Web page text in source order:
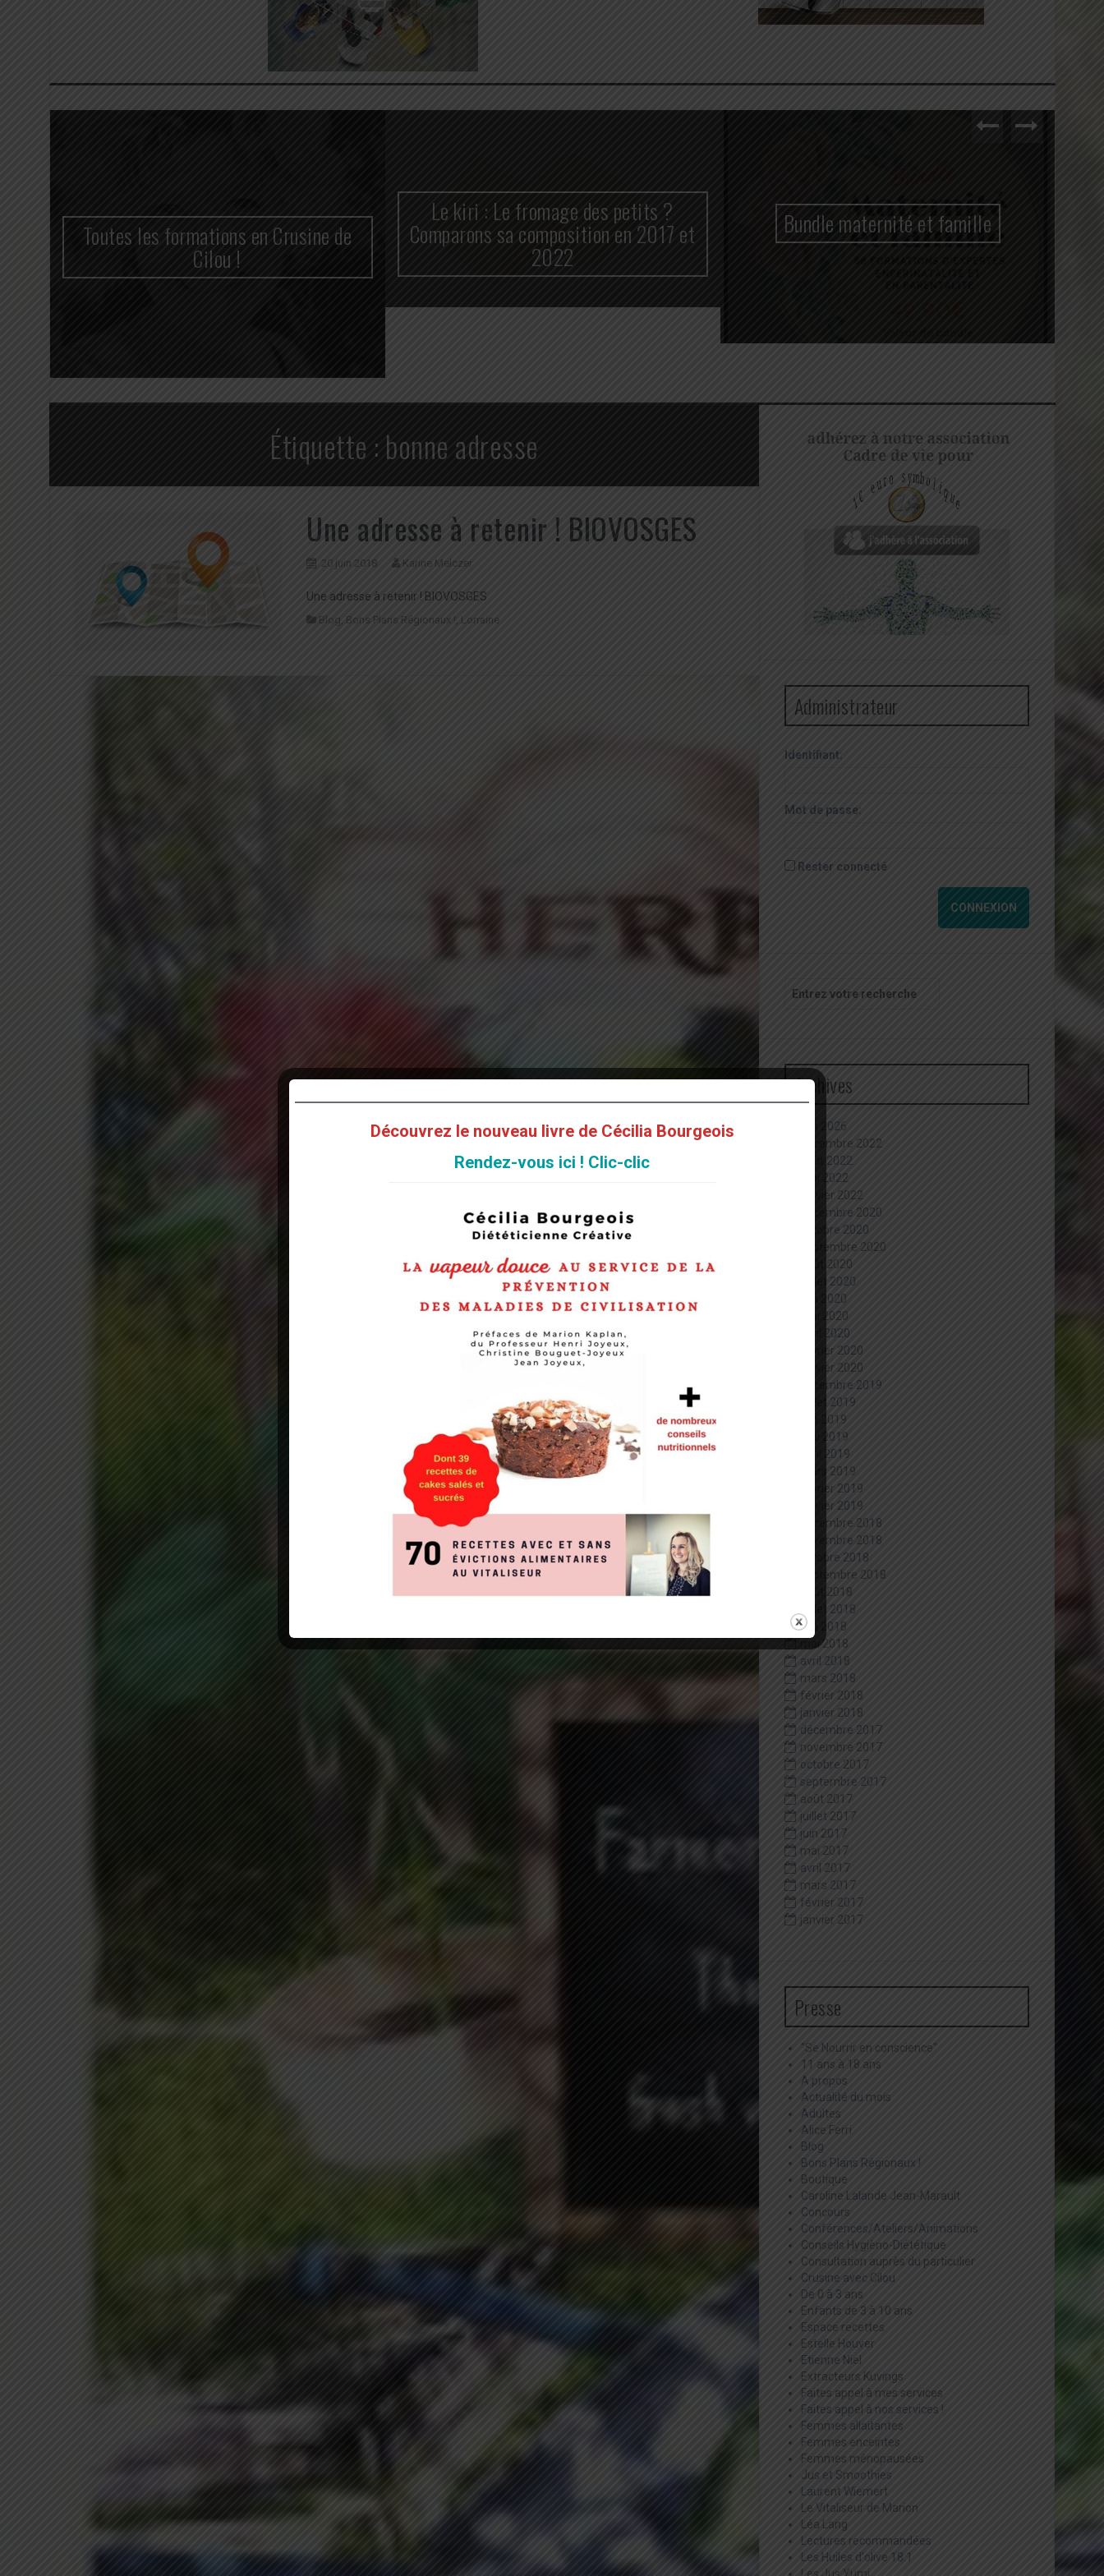
Toutes les formations en Crusine de
Cilou !
Le kiri : Le fromage des petits ?
Comparons sa composition en 2017 et
2022
Bundle maternité et famille
Étiquette : bonne adresse
Une adresse à retenir ! BIOVOSGES
20 juin 2018 Karine Melczer
Une adresse à retenir ! BIOVOSGES
Blog, Bons Plans Régionaux !, Lorraine
Administrateur
Identifiant:
Mot de passe:
Rester connecté
CONNEXION
Recherche
pour
Archives
juin 2026
décembre 2022
août 2022
mai 2022
janvier 2022
décembre 2020
octobre 2020
septembre 2020
août 2020
juillet 2020
juin 2020
mai 2020
avril 2020
février 2020
janvier 2020
décembre 2019
juillet 2019
juin 2019
mai 2019
avril 2019
mars 2019
février 2019
janvier 2019
décembre 2018
novembre 2018
octobre 2018
septembre 2018
août 2018
juillet 2018
juin 2018
mai 2018
avril 2018
mars 2018
février 2018
janvier 2018
décembre 2017
novembre 2017
octobre 2017
septembre 2017
août 2017
juillet 2017
juin 2017
mai 2017
avril 2017
mars 2017
février 2017
janvier 2017
Presse
"Se Nourrir en conscience"
11 ans à 18 ans
A propos
Actualité du mois
Adultes
Alice Ferri
Blog
Bons Plans Régionaux !
Boutique
Caroline Lalande Jean-Marault
Concours
Conférences/Ateliers/Animations
Conseils Hygièno-Diététique
Consultation auprès du particulier
Crusine avec Cilou
De 0 à 3 ans
Enfants de 3 à 10 ans
Espace recettes
Estelle Houver
Etienne Niel
Extracteurs Kuvings
Faites appel à mes services
Faites appel à nos services !
Femmes allaitantes
Femmes enceintes
Femmes ménopausées
Jus et Smoothies
Laurent Wiemert
Le Vitaliseur de Marion
Léa Lang
Lectures recommandées
Les Huiles d'olive 18:1
Découvrez le nouveau livre de Cécilia Bourgeois
Rendez-vous ici ! Clic-clic